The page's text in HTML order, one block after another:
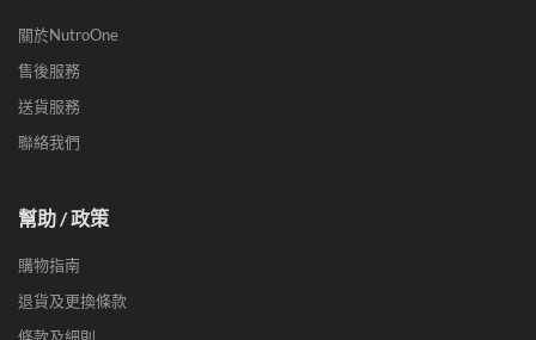
關於NutroOne
售後服務
送貨服務
聯絡我們
幫助 / 政策
購物指南
退貨及更換條款
條款及細則